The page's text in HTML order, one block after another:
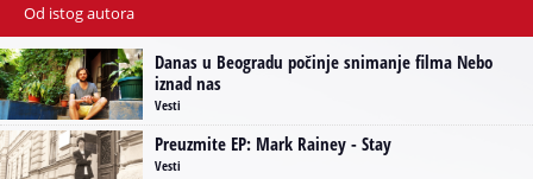
Od istog autora
Danas u Beogradu počinje snimanje filma Nebo
iznad nas
Vesti
Preuzmite EP: Mark Rainey - Stay
Vesti